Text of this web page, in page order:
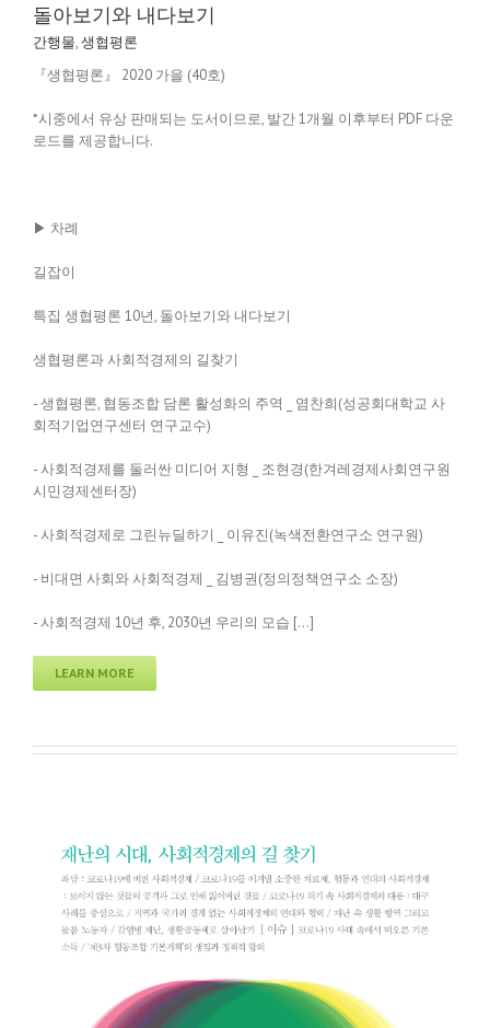
돌아보기와 내다보기
간행물,생협평론
『생협평론』 2020 가을 (40호)
*시중에서 유상 판매되는 도서이므로, 발간 1개월 이후부터 PDF 다운
로드를 제공합니다.
▶ 차례
길잡이
특집 생협평론 10년, 돌아보기와 내다보기
생협평론과 사회적경제의 길찾기
- 생협평론, 협동조합 담론 활성화의 주역 _ 염찬희(성공회대학교 사
회적기업연구센터 연구교수)
- 사회적경제를 둘러싼 미디어 지형 _ 조현경(한겨레경제사회연구원
시민경제센터장)
- 사회적경제로 그린뉴딜하기 _ 이유진(녹색전환연구소 연구원)
- 비대면 사회와 사회적경제 _ 김병권(정의정책연구소 소장)
- 사회적경제 10년 후, 2030년 우리의 모습 […]
LEARN MORE